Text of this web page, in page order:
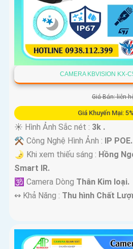
CAMERA KBVISION KX-
Giá Bán: liên
Giá Khuyến Mại:
☀️ Hình Ảnh Sắc nét : 3k .
⚒ Công Nghệ Hình Ảnh : IP POE.
🌛 Khi xem thiếu sáng : Hồng
Smart IR.
🕉️ Camera Dòng Thân Kim loại.
️↭ Khả Năng : Thu hình Chất